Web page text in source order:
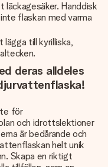
Handdisk
flaskan med varma
till kyrilliska,
deras alldeles
för
och idrottslektioner
är bedårande och
helt unik
Skapa en riktigt